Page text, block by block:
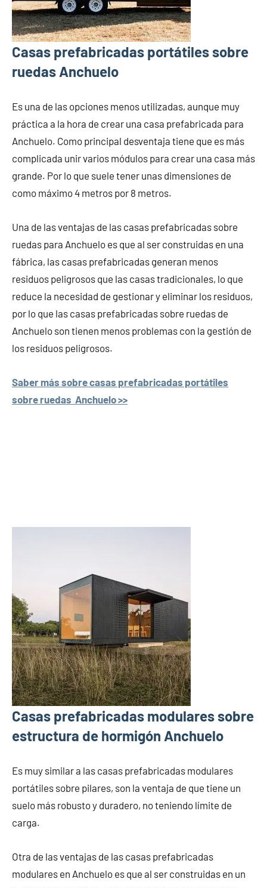
Casas prefabricadas portátiles sobre
ruedas Anchuelo
Es una de las opciones menos utilizadas, aunque muy
práctica a la hora de crear una casa prefabricada para
Anchuelo. Como principal desventaja tiene que es más
complicada unir varios módulos para crear una casa más
grande. Por lo que suele tener unas dimensiones de
como máximo 4 metros por 8 metros.
Una de las ventajas de las casas prefabricadas sobre
ruedas para Anchuelo es que al ser construidas en una
fábrica, las casas prefabricadas generan menos
residuos peligrosos que las casas tradicionales, lo que
reduce la necesidad de gestionar y eliminar los residuos,
por lo que las casas prefabricadas sobre ruedas de
Anchuelo son tienen menos problemas con la gestión de
los residuos peligrosos.
Saber más sobre casas prefabricadas portátiles
sobre ruedas Anchuelo >>
Casas prefabricadas modulares sobre
estructura de hormigón Anchuelo
Es muy similar a las casas prefabricadas modulares
portátiles sobre pilares, son la ventaja de que tiene un
suelo más robusto y duradero, no teniendo límite de
carga.
Otra de las ventajas de las casas prefabricadas
modulares en Anchuelo es que al ser construidas en un